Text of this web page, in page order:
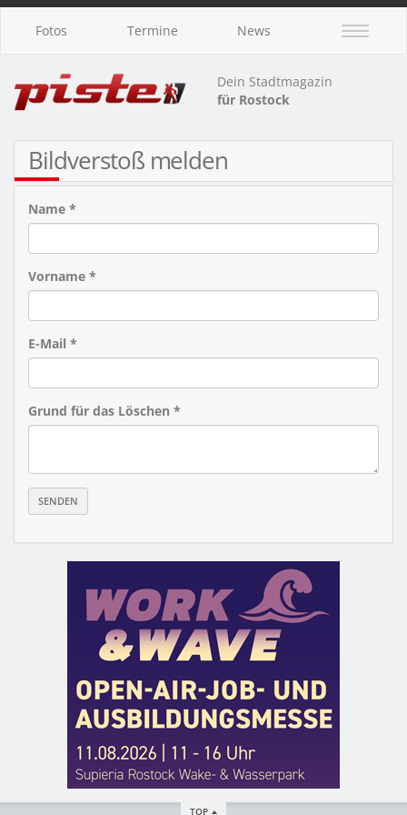
Fotos Termine News
Dein Stadtmagazin
für Rostock
Bildverstoß melden
Name *
Vorname *
E-Mail *
Grund für das Löschen *
TOP